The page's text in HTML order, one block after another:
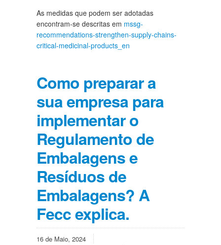
As medidas que podem ser adotadas
encontram-se descritas em mssg-
recommendations-strengthen-supply-chains-
critical-medicinal-products_en
Como preparar a
sua empresa para
implementar o
Regulamento de
Embalagens e
Resíduos de
Embalagens? A
Fecc explica.
16 de Maio, 2024